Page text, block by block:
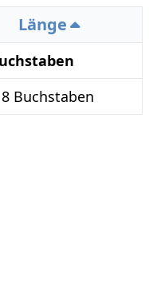
Länge
8 Buchstaben